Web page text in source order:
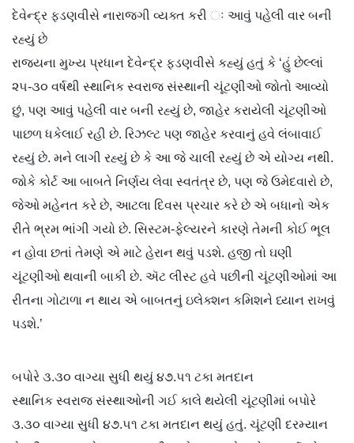
દેવેન્દ્ર ફડણવીસે નારાજગી વ્યક્ત કરી ઃ આવું પહેલી વાર બની
રહ્યું છે
રાજ્યના મુખ્ય પ્રધાન દેવેન્દ્ર ફડણવીસે કહ્યું હતું કે ‘હું છેલ્લાં
૨૫-૩૦ વર્ષથી સ્થાનિક સ્વરાજ સંસ્થાની ચૂંટણીઓ જોતો આવ્યો
છું, પણ આવું પહેલી વાર બની રહ્યું છે, જાહેર કરાયેલી ચૂંટણીઓ
પાછળ ધકેલાઈ રહી છે. રિઝલ્ટ પણ જાહેર કરવાનું હવે લંબાવાઈ
રહ્યું છે. મને લાગી રહ્યું છે કે આ જે ચાલી રહ્યું છે એ યોગ્ય નથી.
જોકે કોર્ટ આ બાબતે નિર્ણય લેવા સ્વતંત્ર છે, પણ જે ઉમેદવારો છે,
જેઓ મહેનત કરે છે, આટલા દિવસ પ્રચાર કરે છે એ બધાનો એક
રીતે ભ્રમ ભાંગી ગયો છે. સિસ્ટમ-ફેલ્યરને કારણે તેમની કોઈ ભૂલ
ન હોવા છતાં તેમણે એ માટે હેરાન થવું પડશે. હજી તો ઘણી
ચૂંટણીઓ થવાની બાકી છે. ઍટ લીસ્ટ હવે પછીની ચૂંટણીઓમાં આ
રીતના ગોટાળા ન થાય એ બાબતનું ઇલેક્શન કમિશને ધ્યાન રાખવું
પડશે.’
બપોરે ૩.૩૦ વાગ્યા સુધી થયું ૪૭.૫૧ ટકા મતદાન
સ્થાનિક સ્વરાજ સંસ્થાઓની ગઈ કાલે થયેલી ચૂંટણીમાં બપોરે
૩.૩૦ વાગ્યા સુધી ૪૭.૫૧ ટકા મતદાન થયું હતું. ચૂંટણી દરમ્યાન